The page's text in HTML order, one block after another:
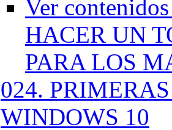
Ver
HACER UN
PARA LOS
024.
WINDOWS 10